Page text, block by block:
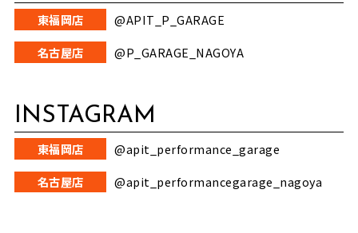
東福岡店
@APIT_P_GARAGE
名古屋店
@P_GARAGE_NAGOYA
INSTAGRAM
東福岡店
@apit_performance_garage
名古屋店
@apit_performancegarage_nagoya